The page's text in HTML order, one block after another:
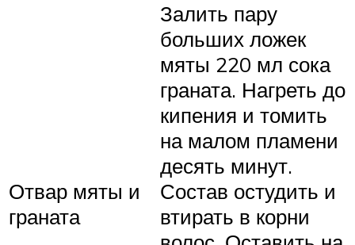
Отвар мяты и
граната
Залить пару
больших ложек
мяты 220 мл сока
граната. Нагреть до
кипения и томить
на малом пламени
десять минут.
Состав остудить и
втирать в корни